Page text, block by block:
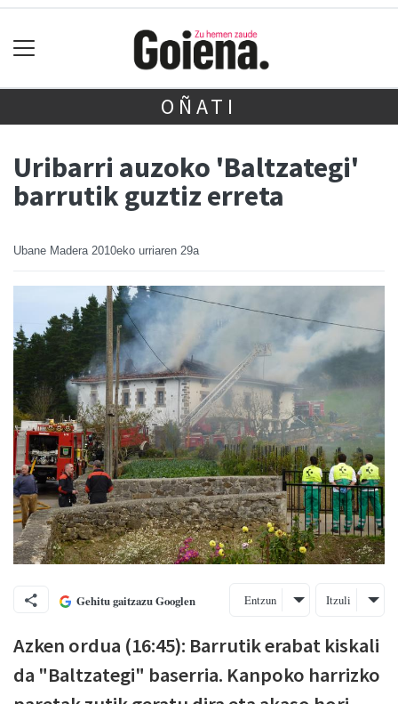
OÑATI
Uribarri auzoko 'Baltzategi'
barrutik guztiz erreta
Ubane Madera 2010eko urriaren 29a
Gehitu gaitzazu Googlen Entzun Itzuli
Azken ordua (16:45): Barrutik erabat kiskali
da "Baltzategi" baserria. Kanpoko harrizko